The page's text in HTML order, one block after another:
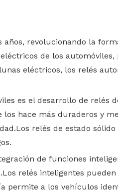
revolucionando la
de los
eléctricos, los relés
es el desarrollo de relés
hace más duraderos y
relés de estado
de funciones
relés inteligentes
permite a los vehículos